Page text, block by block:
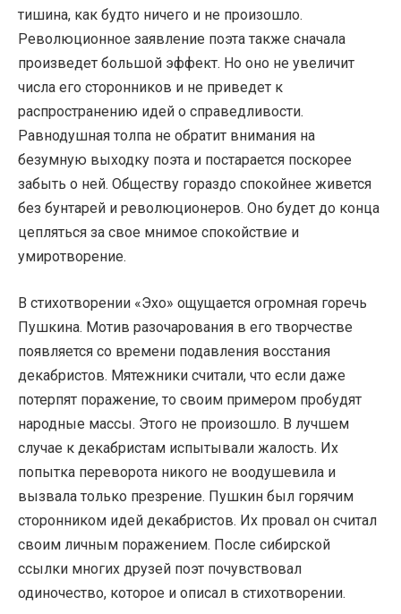
тишина, как будто ничего и не произошло.
Революционное заявление поэта также сначала
произведет большой эффект. Но оно не увеличит
числа его сторонников и не приведет к
распространению идей о справедливости.
Равнодушная толпа не обратит внимания на
безумную выходку поэта и постарается поскорее
забыть о ней. Обществу гораздо спокойнее живется
без бунтарей и революционеров. Оно будет до конца
цепляться за свое мнимое спокойствие и
умиротворение.
В стихотворении «Эхо» ощущается огромная горечь
Пушкина. Мотив разочарования в его творчестве
появляется со времени подавления восстания
декабристов. Мятежники считали, что если даже
потерпят поражение, то своим примером пробудят
народные массы. Этого не произошло. В лучшем
случае к декабристам испытывали жалость. Их
попытка переворота никого не воодушевила и
вызвала только презрение. Пушкин был горячим
сторонником идей декабристов. Их провал он считал
своим личным поражением. После сибирской
ссылки многих друзей поэт почувствовал
одиночество, которое и описал в стихотворении.